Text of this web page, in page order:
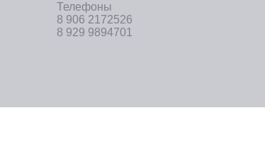
Телефоны
8 906 2172526
8 929 9894701